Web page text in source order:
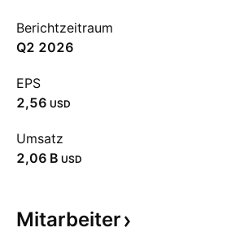
Berichtzeitraum
Q2 2026
EPS
2,56 USD
Umsatz
‪2,06 B‬ USD
Mitarbeiter